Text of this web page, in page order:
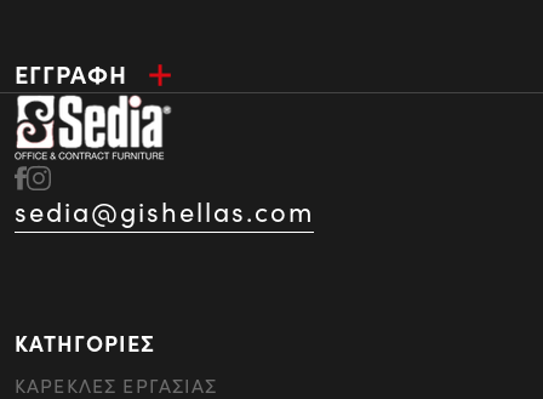
ΕΓΓΡΑΦΗ
sedia@gishellas.com
ΚΑΤΗΓΟΡΙΕΣ
ΚΑΡΕΚΛΕΣ ΕΡΓΑΣΙΑΣ